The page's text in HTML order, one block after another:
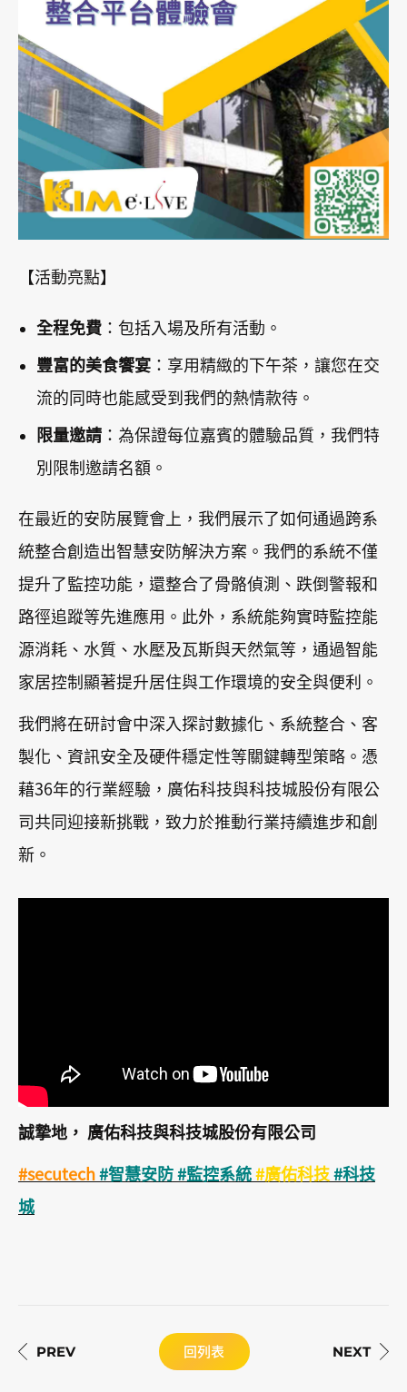
【活動亮點】
全程免費 ：包括入場及所有活動。
豐富的美食饗宴 ：享用精緻的下午茶，讓您在交
流的同時也能感受到我們的熱情款待。
限量邀請 ：為保證每位嘉賓的體驗品質，我們特
別限制邀請名額。
在最近的安防展覽會上，我們展示了如何通過跨系
統整合創造出智慧安防解決方案。我們的系統不僅
提升了監控功能，還整合了骨骼偵測、跌倒警報和
路徑追蹤等先進應用。此外，系統能夠實時監控能
源消耗、水質、水壓及瓦斯與天然氣等，通過智能
家居控制顯著提升居住與工作環境的安全與便利。
我們將在研討會中深入探討數據化、系統整合、客
製化、資訊安全及硬件穩定性等關鍵轉型策略。憑
藉36年的行業經驗，廣佑科技與科技城股份有限公
司共同迎接新挑戰，致力於推動行業持續進步和創
新。
誠摯地， 廣佑科技與科技城股份有限公司
#secutech#智慧安防 #監控系統#廣佑科技#科技
城
回列表